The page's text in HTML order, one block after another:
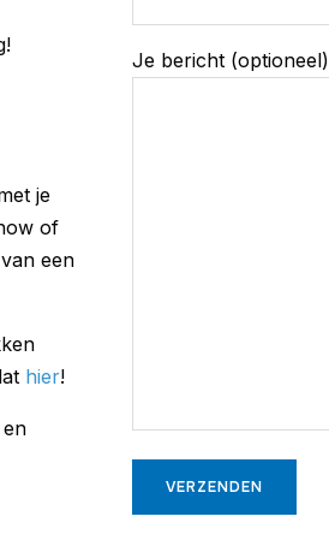
je
of
een
hier!
Je bericht (optioneel)